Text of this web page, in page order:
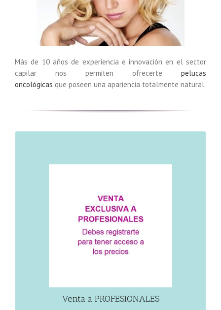
Más de 10 años de experiencia e innovación en el sector
capilar nos permiten ofrecerte pelucas
oncológicas que poseen una apariencia totalmente natural.
Venta a PROFESIONALES